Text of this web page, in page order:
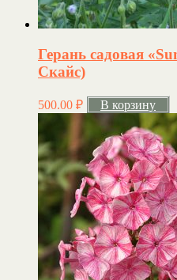
Герань садовая
Скайс)
500.00 ₽ В корзину